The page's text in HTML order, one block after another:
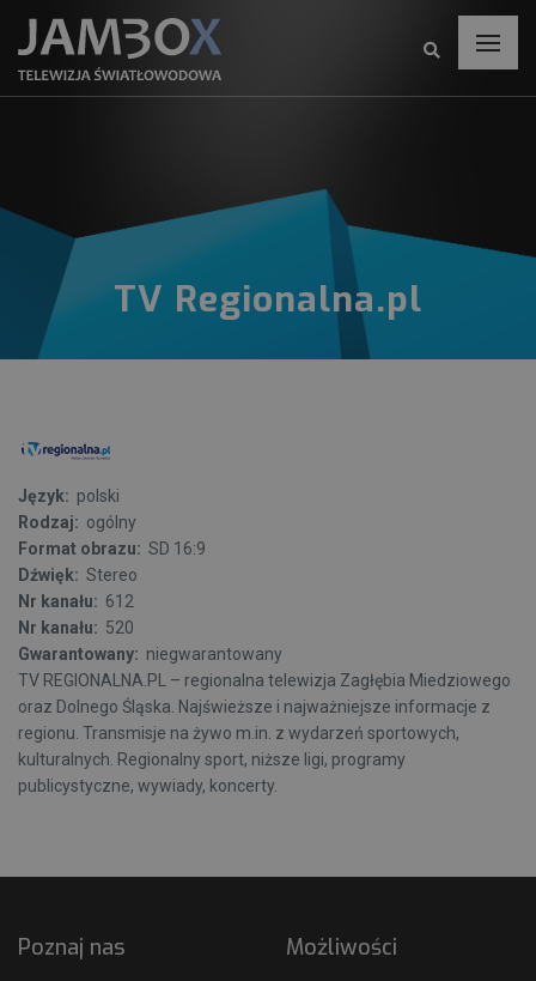
TV Regionalna.pl
Język: polski
Rodzaj: ogólny
Format obrazu: SD 16:9
Dźwięk: Stereo
Nr kanału: 612
Nr kanału: 520
Gwarantowany: niegwarantowany
TV REGIONALNA.PL – regionalna telewizja Zagłębia Miedziowego
oraz Dolnego Śląska. Najświeższe i najważniejsze informacje z
regionu. Transmisje na żywo m.in. z wydarzeń sportowych,
kulturalnych. Regionalny sport, niższe ligi, programy
publicystyczne, wywiady, koncerty.
Poznaj nas Możliwości